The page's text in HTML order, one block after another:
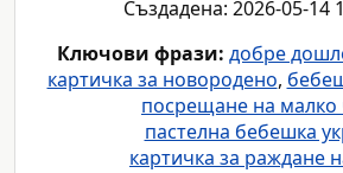
Създадена: 2026-05-14
Ключови фрази: добре
картичка за новородено,
посрещане на малко
пастелна бебешка
картичка за раждане